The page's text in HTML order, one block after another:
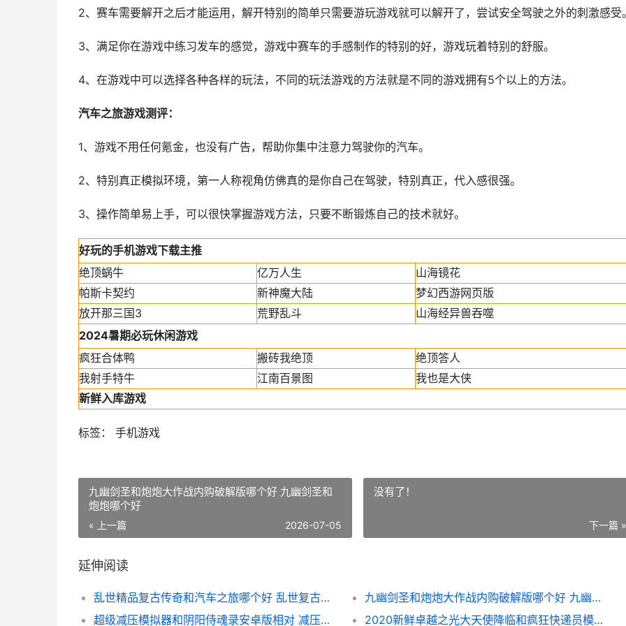
2、赛车需要解开之后才能运用，解开特别的简单只需要游玩游戏就可以解开了，尝试安全驾驶之外的刺激感受
3、满足你在游戏中练习发车的感觉，游戏中赛车的手感制作的特别的好，游戏玩着特别的舒服。
4、在游戏中可以选择各种各样的玩法，不同的玩法游戏的方法就是不同的游戏拥有5个以上的方法。
汽车之旅游戏测评：
1、游戏不用任何氪金，也没有广告，帮助你集中注意力驾驶你的汽车。
2、特别真正模拟环境，第一人称视角仿佛真的是你自己在驾驶，特别真正，代入感很强。
3、操作简单易上手，可以很快掌握游戏方法，只要不断锻炼自己的技术就好。
好玩的手机游戏下载主推
绝顶蜗牛
亿万人生
山海镜花
帕斯卡契约
新神魔大陆
梦幻西游网页版
放开那三国3
荒野乱斗
山海经异兽吞噬
2024暑期必玩休闲游戏
疯狂合体鸭
搬砖我绝顶
绝顶答人
我射手特牛
江南百景图
我也是大侠
新鲜入库游戏
标签： 手机游戏
九幽剑圣和炮炮大作战内购破解版哪个好 九幽剑圣和
炮炮哪个好
« 上一篇 2026-07-05
没有了！
下一篇 »
延伸阅读
乱世精品复古传奇和汽车之旅哪个好 乱世复古传奇
九幽剑圣和炮炮大作战内购破解版哪个好 九幽剑圣和炮炮哪个好
超级减压模拟器和阴阳侍魂录安卓版相对 减压模拟器游戏
2020新鲜卓越之光大天使降临和疯狂快递员模拟器谁更好玩 卓越之星的意思是什么